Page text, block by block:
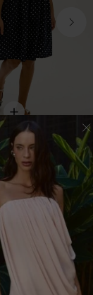
AZUL MARINHO DOT